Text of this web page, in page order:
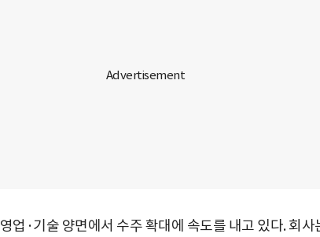
업·기술 양면에서 수주 확대에 속도를 내고 있다. 회사